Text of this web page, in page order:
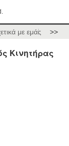
με εμάς >>
Κινητήρας